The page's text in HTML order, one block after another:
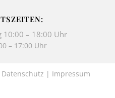
10:00 – 18:00 Uhr
– 17:00 Uhr
Datenschutz | Impressum